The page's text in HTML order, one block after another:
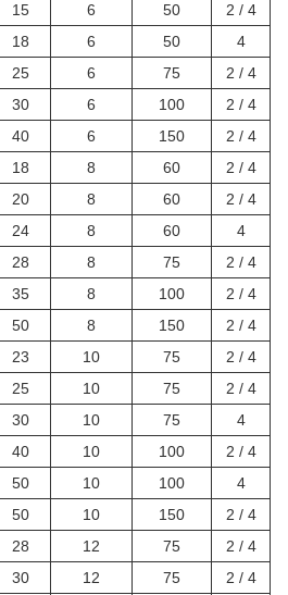
15 6 50
2 / 4
18 6 50
4
25 6 75
2 / 4
30 6 100
2 / 4
40 6 150
2 / 4
18 8 60
2 / 4
20 8 60
2 / 4
24 8 60
4
28 8 75
2 / 4
35 8 100
2 / 4
50 8 150
2 / 4
23 10 75
2 / 4
25 10 75
2 / 4
30 10 75
4
40 10 100
2 / 4
50 10 100
4
50 10 150
2 / 4
28 12 75
2 / 4
30 12 75
2 / 4